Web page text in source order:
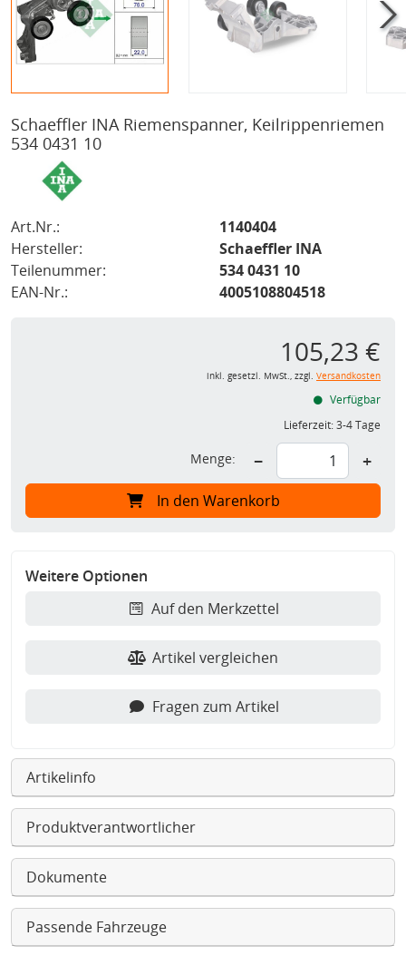
Schaeffler INA Riemenspanner, Keilrippenriemen
534 0431 10
Art.Nr.:
1140404
Hersteller:
Schaeffler INA
Teilenummer:
534 0431 10
EAN-Nr.:
4005108804518
105,23 €
inkl. gesetzl. MwSt., zzgl. Versandkosten
Verfügbar
Lieferzeit:3-4 Tage
Menge: − +
In den Warenkorb
Weitere Optionen
Auf den Merkzettel
Artikel vergleichen
Fragen zum Artikel
Artikelinfo
Produktverantwortlicher
Dokumente
Passende Fahrzeuge